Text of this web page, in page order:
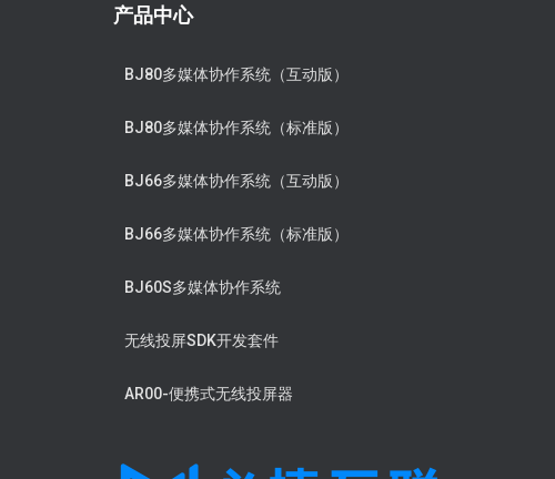
产品中心
BJ80多媒体协作系统（互动版）
BJ80多媒体协作系统（标准版）
BJ66多媒体协作系统（互动版）
BJ66多媒体协作系统（标准版）
BJ60S多媒体协作系统
无线投屏SDK开发套件
AR00-便携式无线投屏器